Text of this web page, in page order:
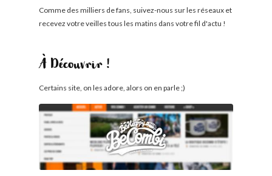
Comme des milliers de fans, suivez-nous sur les réseaux et
recevez votre veilles tous les matins dans votre fil d'actu !
À Découvrir !
Certains site, on les adore, alors on en parle ;)